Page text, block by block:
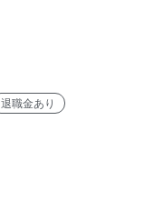
退職金あり